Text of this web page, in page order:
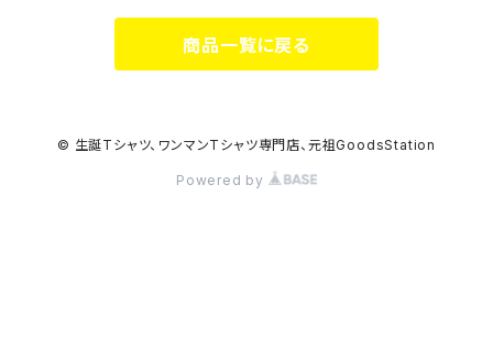
思い出とプレゼント
ヒロイックニューシネマ
Milky✳︎Sphene
商品一覧に戻る
© 生誕Tシャツ、ワンマンTシャツ専門店、元祖GoodsStation
Powered by